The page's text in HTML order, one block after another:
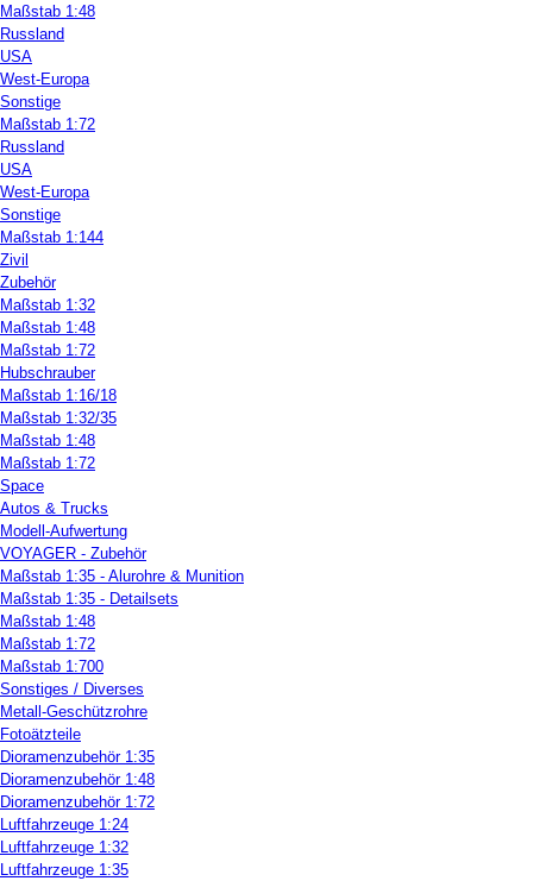
Maßstab 1:48
Russland
USA
West-Europa
Sonstige
Maßstab 1:72
Russland
USA
West-Europa
Sonstige
Maßstab 1:144
Zivil
Zubehör
Maßstab 1:32
Maßstab 1:48
Maßstab 1:72
Hubschrauber
Maßstab 1:16/18
Maßstab 1:32/35
Maßstab 1:48
Maßstab 1:72
Space
Autos & Trucks
Modell-Aufwertung
VOYAGER - Zubehör
Maßstab 1:35 - Alurohre & Munition
Maßstab 1:35 - Detailsets
Maßstab 1:48
Maßstab 1:72
Maßstab 1:700
Sonstiges / Diverses
Metall-Geschützrohre
Fotoätzteile
Dioramenzubehör 1:35
Dioramenzubehör 1:48
Dioramenzubehör 1:72
Luftfahrzeuge 1:24
Luftfahrzeuge 1:32
Luftfahrzeuge 1:35